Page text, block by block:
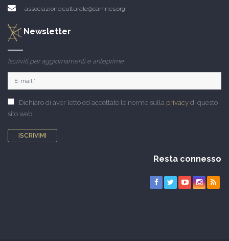
associazione.culturale@camnes.org
Newsletter
Iscriviti per aggiornamenti e anteprime
Dichiaro di aver letto ed accettato le norme sulla privacy di questo
sito web.
ISCRIVIMI
Resta connesso